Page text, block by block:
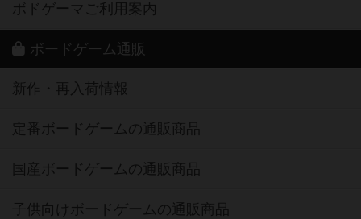
ボドゲーマご利用案内
ボードゲーム通販
新作・再入荷情報
定番ボードゲームの通販商品
国産ボードゲームの通販商品
子供向けボードゲームの通販商品